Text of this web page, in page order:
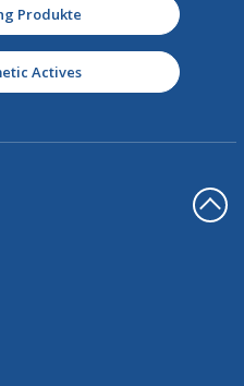
Produkte
Actives